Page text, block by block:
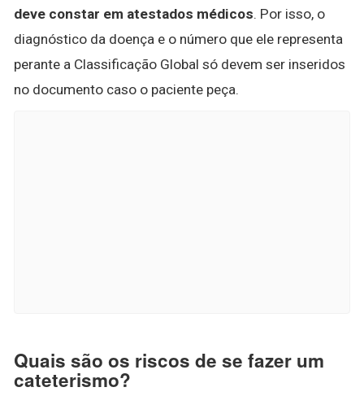
deve constar em atestados médicos. Por isso, o
diagnóstico da doença e o número que ele representa
perante a Classificação Global só devem ser inseridos
no documento caso o paciente peça.
Quais são os riscos de se fazer um
cateterismo?